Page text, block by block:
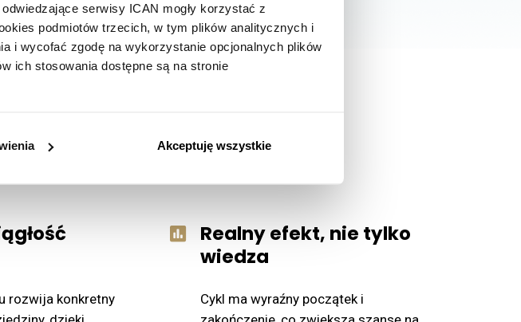
serwisy ICAN mogły korzystać z
podmiotów trzecich, w tym plików analitycznych i
i wycofać zgodę na wykorzystanie opcjonalnych plików
ich stosowania dostępne są na stronie
Akceptuję wszystkie
pojedynczego
rozwija konkretny
Realny efekt, nie tylko
wiedza
Cykl ma wyraźny początek i